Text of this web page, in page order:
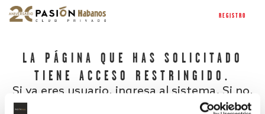
REGISTRO
LA PÁGINA QUE HAS SOLICITADO
TIENE ACCESO RESTRINGIDO.
Si ya eres usuario, ingresa al sistema. Si no,